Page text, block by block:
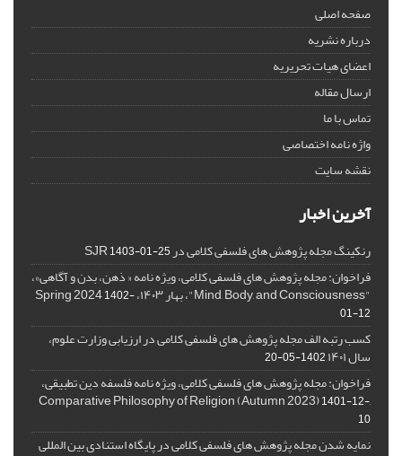
صفحه اصلی
درباره نشریه
اعضای هیات تحریریه
ارسال مقاله
تماس با ما
واژه نامه اختصاصی
نقشه سایت
آخرین اخبار
رنکینگ مجله پژوهش های فلسفی کلامی در SJR1403-01-25
فراخوان: مجله پژوهش های فلسفی کلامی، ویژه نامه « ذهن، بدن و آگاهی»،
"Mind, Body, and Consciousness"، بهار ۱۴۰۳، Spring 2024
1402-
01-12
کسب رتبه الف مجله پژوهش های فلسفی کلامی در ارزیابی وزارت علوم،
سال ۱۴۰۱ 1402-05-20
فراخوان: مجله پژوهش های فلسفی کلامی، ویژه نامه فلسفه دین تطبیقی،
,Comparative Philosophy of Religion (Autumn 2023)
1401-12-
10
نمایه شدن مجله پژوهش های فلسفی کلامی در پایگاه استنادی بین المللی